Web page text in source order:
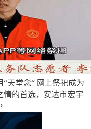
“天堂念“ 网上祭祀成为
情的首选，安达市宏宇